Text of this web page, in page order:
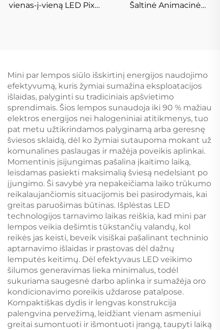
vienas-į-vieną LED Pixel
Šaltinė Animacinė
Mini par lempos siūlo išskirtinį energijos naudojimo
efektyvumą, kuris žymiai sumažina eksploatacijos
išlaidas, palyginti su tradiciniais apšvietimo
sprendimais. Šios lempos sunaudoja iki 90 % mažiau
elektros energijos nei halogeniniai atitikmenys, tuo
pat metu užtikrindamos palyginamą arba geresnę
šviesos sklaidą, dėl ko žymiai sutaupoma mokant už
komunalines paslaugas ir mažėja poveikis aplinkai.
Momentinis įsijungimas pašalina įkaitimo laiką,
leisdamas pasiekti maksimalią šviesą nedelsiant po
įjungimo. Ši savybė yra nepakeičiama laiko trūkumo
reikalaujančiomis situacijomis bei pasirodymais, kai
greitas paruošimas būtinas. Išplėstas LED
technologijos tarnavimo laikas reiškia, kad mini par
lempos veikia dešimtis tūkstančių valandų, kol
reikės jas keisti, beveik visiškai pašalinant techninio
aptarnavimo išlaidas ir prastovas dėl dažnų
lemputės keitimų. Dėl efektyvaus LED veikimo
šilumos generavimas lieka minimalus, todėl
sukuriama saugesnė darbo aplinka ir sumažėja oro
kondicionavimo poreikis uždarose patalpose.
Kompaktiškas dydis ir lengvas konstrukcija
palengvina pervežimą, leidžiant vienam asmeniui
greitai sumontuoti ir išmontuoti įrangą, taupyti laiką